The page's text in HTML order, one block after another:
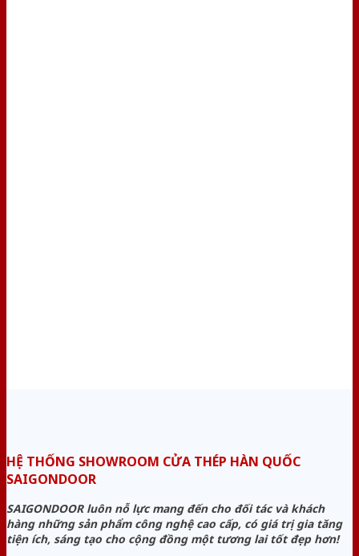
HỆ THỐNG SHOWROOM CỬA THÉP HÀN QUỐC
SAIGONDOOR
SAIGONDOOR luôn nỗ lực mang đến cho đối tác và khách
hàng những sản phẩm công nghệ cao cấp, có giá trị gia tăng
tiện ích, sáng tạo cho cộng đồng một tương lai tốt đẹp hơn!